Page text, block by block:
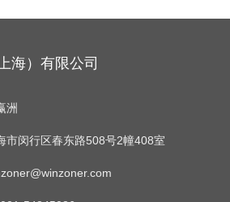
海）有限公司
洲
市闵行区春东路508号2幢408室